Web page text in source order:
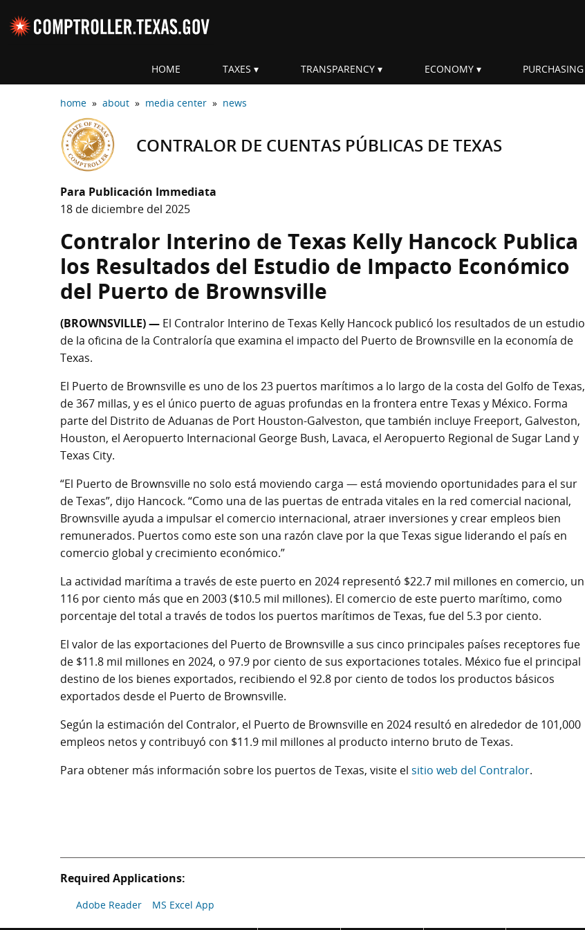
HOME
TAXES TRANSPARENCY ECONOMY PURCHASING
home » about » media center » news
CONTRALOR DE CUENTAS PÚBLICAS DE TEXAS
Para Publicación Immediata
18 de diciembre del 2025
Contralor Interino de Texas Kelly Hancock Publica
los Resultados del Estudio de Impacto Económico
del Puerto de Brownsville
(BROWNSVILLE) — El Contralor Interino de Texas Kelly Hancock publicó los resultados de un estudio
de la oficina de la Contraloría que examina el impacto del Puerto de Brownsville en la economía de
Texas.
El Puerto de Brownsville es uno de los 23 puertos marítimos a lo largo de la costa del Golfo de Texas,
de 367 millas, y es el único puerto de aguas profundas en la frontera entre Texas y México. Forma
parte del Distrito de Aduanas de Port Houston-Galveston, que también incluye Freeport, Galveston,
Houston, el Aeropuerto Internacional George Bush, Lavaca, el Aeropuerto Regional de Sugar Land y
Texas City.
“El Puerto de Brownsville no solo está moviendo carga — está moviendo oportunidades para el sur
de Texas”, dijo Hancock. “Como una de las puertas de entrada vitales en la red comercial nacional,
Brownsville ayuda a impulsar el comercio internacional, atraer inversiones y crear empleos bien
remunerados. Puertos como este son una razón clave por la que Texas sigue liderando el país en
comercio global y crecimiento económico.”
La actividad marítima a través de este puerto en 2024 representó $22.7 mil millones en comercio, un
116 por ciento más que en 2003 ($10.5 mil millones). El comercio de este puerto marítimo, como
porcentaje del total a través de todos los puertos marítimos de Texas, fue del 5.3 por ciento.
El valor de las exportaciones del Puerto de Brownsville a sus cinco principales países receptores fue
de $11.8 mil millones en 2024, o 97.9 por ciento de sus exportaciones totales. México fue el principal
destino de los bienes exportados, recibiendo el 92.8 por ciento de todos los productos básicos
exportados desde el Puerto de Brownsville.
Según la estimación del Contralor, el Puerto de Brownsville en 2024 resultó en alrededor de 101,000
empleos netos y contribuyó con $11.9 mil millones al producto interno bruto de Texas.
Para obtener más información sobre los puertos de Texas, visite el sitio web del Contralor.
Required Applications:
Adobe Reader MS Excel App